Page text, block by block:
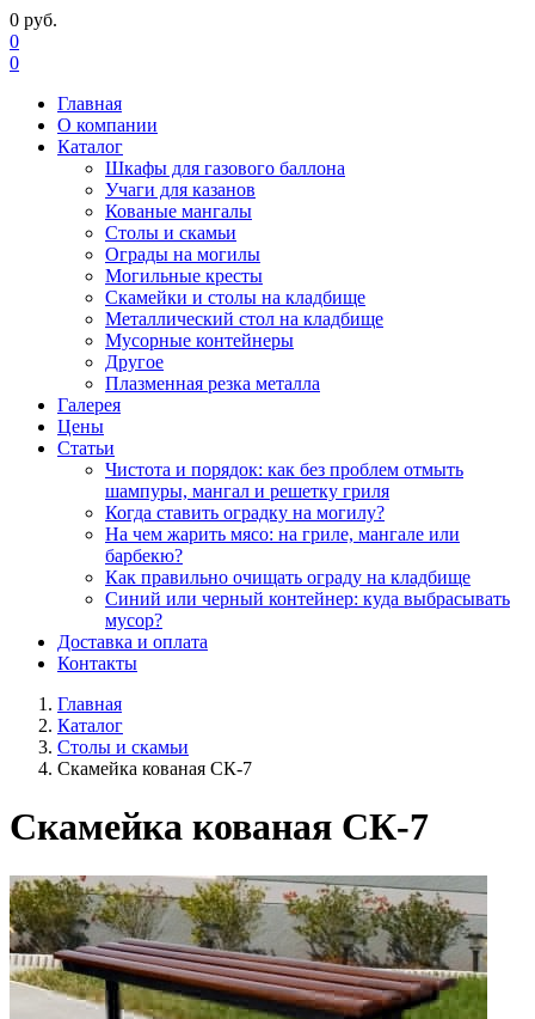
0 руб.
0
0
Главная
О компании
Каталог
Шкафы для газового баллона
Учаги для казанов
Кованые мангалы
Столы и скамьи
Ограды на могилы
Могильные кресты
Скамейки и столы на кладбище
Металлический стол на кладбище
Мусорные контейнеры
Другое
Плазменная резка металла
Галерея
Цены
Статьи
Чистота и порядок: как без проблем отмыть
шампуры, мангал и решетку гриля
Когда ставить оградку на могилу?
На чем жарить мясо: на гриле, мангале или
барбекю?
Как правильно очищать ограду на кладбище
Синий или черный контейнер: куда выбрасывать
мусор?
Доставка и оплата
Контакты
Главная
Каталог
Столы и скамьи
Скамейка кованая СК-7
Скамейка кованая СК-7